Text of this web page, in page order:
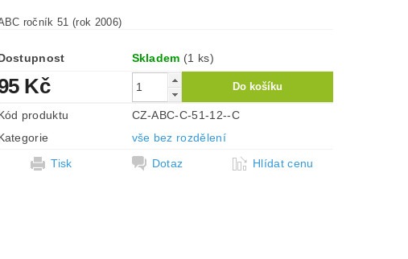
ročník 51 (rok 2006)
Skladem (1 ks)
Kč
produktu
CZ-ABC-C-51-12--C
vše bez rozdělení
Tisk
Dotaz Hlídat cenu